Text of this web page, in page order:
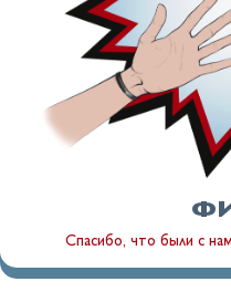
Спасибо, что были с